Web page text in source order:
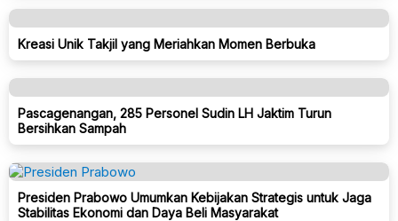
Kreasi Unik Takjil yang Meriahkan Momen Berbuka
Pascagenangan, 285 Personel Sudin LH Jaktim Turun
Bersihkan Sampah
Presiden Prabowo Umumkan Kebijakan Strategis untuk Jaga
Stabilitas Ekonomi dan Daya Beli Masyarakat